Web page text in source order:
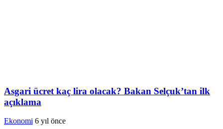
Asgari ücret kaç lira olacak? Bakan Selçuk’tan ilk
açıklama
Ekonomi 6 yıl önce